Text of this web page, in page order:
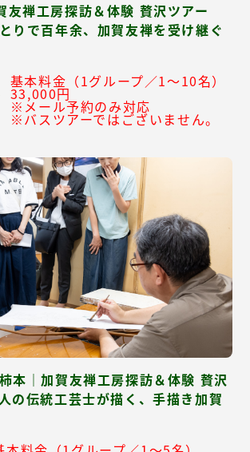
友禅工房探訪＆体験 贅沢ツアー
りで百年余、加賀友禅を受け継ぐ
基本料金（1グループ／1～10名）
33,000円
※メール予約のみ対応
※バスツアーではございません。
本｜加賀友禅工房探訪＆体験 贅沢
伝統工芸士が描く、手描き加賀